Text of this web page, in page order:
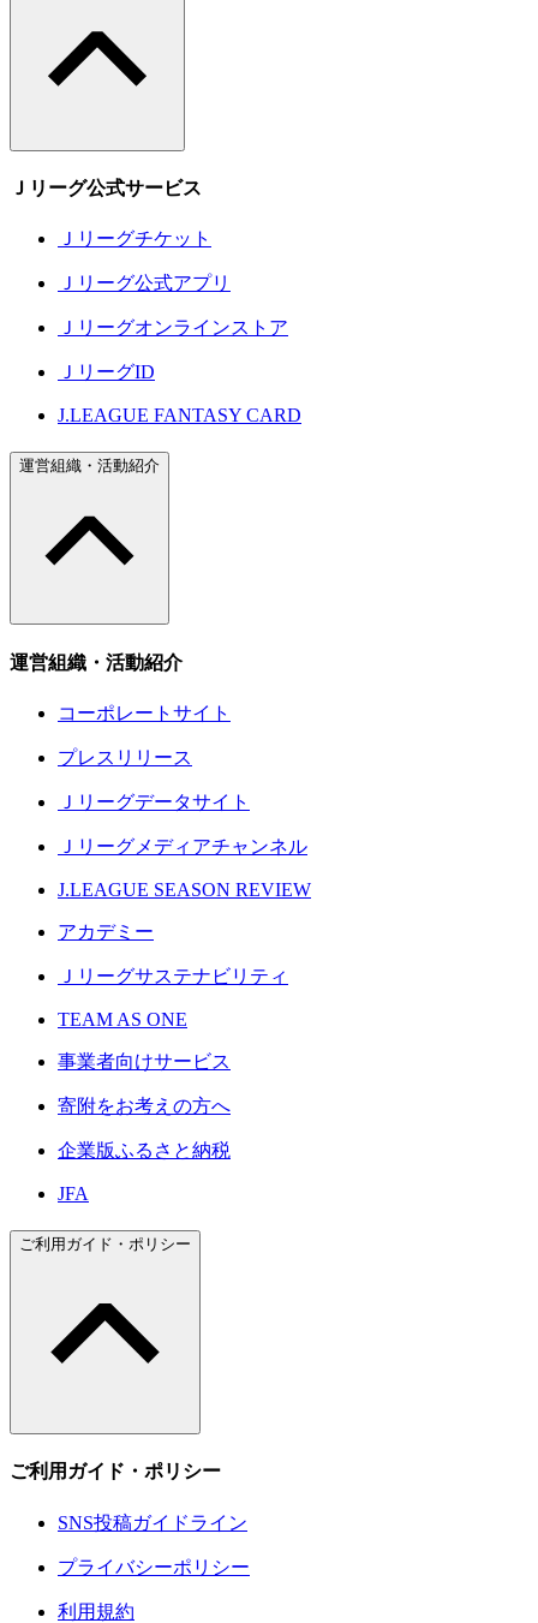
Ｊリーグ公式サービス
Ｊリーグチケット
Ｊリーグ公式アプリ
Ｊリーグオンラインストア
ＪリーグID
J.LEAGUE FANTASY CARD
運営組織・活動紹介
運営組織・活動紹介
コーポレートサイト
プレスリリース
Ｊリーグデータサイト
Ｊリーグメディアチャンネル
J.LEAGUE SEASON REVIEW
アカデミー
Ｊリーグサステナビリティ
TEAM AS ONE
事業者向けサービス
寄附をお考えの方へ
企業版ふるさと納税
JFA
ご利用ガイド・ポリシー
ご利用ガイド・ポリシー
SNS投稿ガイドライン
プライバシーポリシー
利用規約